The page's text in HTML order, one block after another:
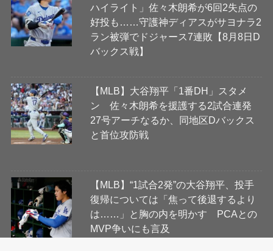
ハイライト」佐々木朗希が6回2失点の
好投も……守護神ディアスがサヨナラ2
ラン被弾でドジャース7連敗【8月8日D
バックス戦】
【MLB】大谷翔平「1番DH」スタメ
ン 佐々木朗希を援護する2試合連発
27号アーチなるか、同地区Dバックス
と首位攻防戦
【MLB】“1試合2発”の大谷翔平、投手
復帰については「焦って後退するより
は……」と胸の内を明かす PCAとの
MVP争いにも言及